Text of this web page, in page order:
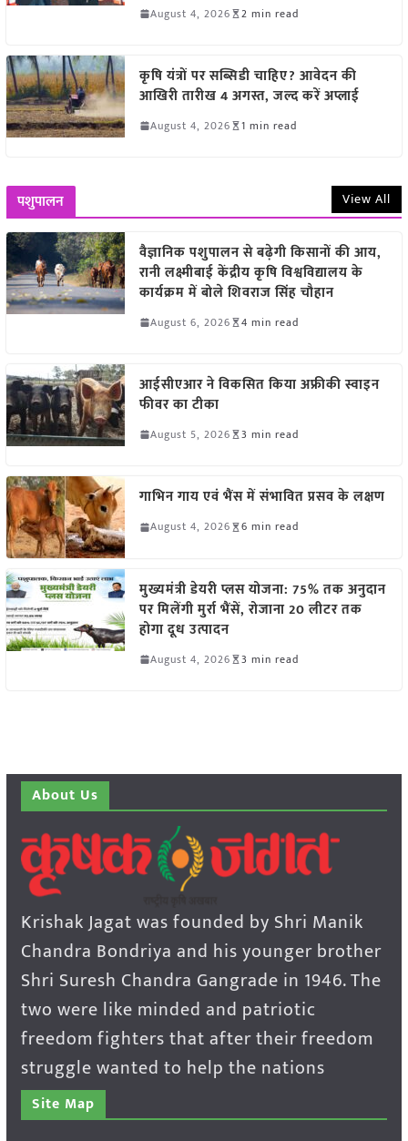
August 4, 2026 2 min read
कृषि यंत्रों पर सब्सिडी चाहिए? आवेदन की
आखिरी तारीख 4 अगस्त, जल्द करें अप्लाई
August 4, 2026 1 min read
पशुपालन View All
वैज्ञानिक पशुपालन से बढ़ेगी किसानों की आय,
रानी लक्ष्मीबाई केंद्रीय कृषि विश्वविद्यालय के
कार्यक्रम में बोले शिवराज सिंह चौहान
August 6, 2026 4 min read
आईसीएआर ने विकसित किया अफ्रीकी स्वाइन
फीवर का टीका
August 5, 2026 3 min read
गाभिन गाय एवं भैंस में संभावित प्रसव के लक्षण
August 4, 2026 6 min read
मुख्यमंत्री डेयरी प्लस योजना: 75% तक अनुदान
पर मिलेंगी मुर्रा भैंसें, रोजाना 20 लीटर तक
होगा दूध उत्पादन
August 4, 2026 3 min read
About Us
Krishak Jagat was founded by Shri Manik
Chandra Bondriya and his younger brother
Shri Suresh Chandra Gangrade in 1946. The
two were like minded and patriotic
freedom fighters that after their freedom
struggle wanted to help the nations
Site Map